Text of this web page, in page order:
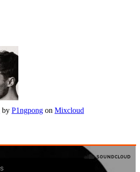
by P1ngpong on Mixcloud